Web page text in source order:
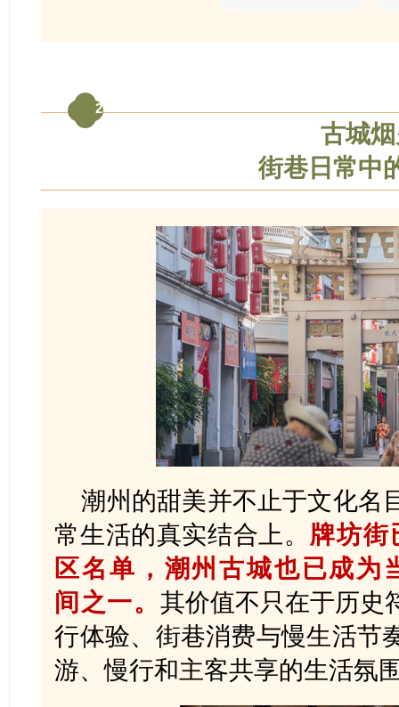
2
古城
街巷日常中
潮州的甜美并不止于文化名
常生活的真实结合上。 牌坊街
区名单，潮州古城也已成为
间之一。 其价值不只在于历史
行体验、街巷消费与慢生活节
游、慢行和主客共享的生活氛